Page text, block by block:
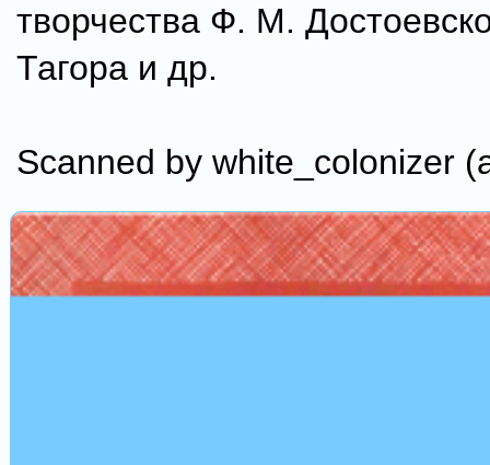
творчества Ф. М.
Тагора и др.
Scanned by white_colonizer